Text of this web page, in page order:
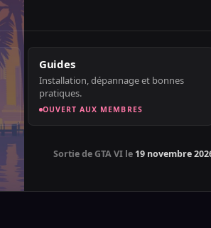
Guides
Installation, dépannage et bonnes
pratiques.
OUVERT AUX MEMBRES
Sortie de GTA VI le 19 novembre